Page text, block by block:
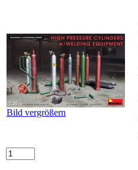
Bild vergrößern